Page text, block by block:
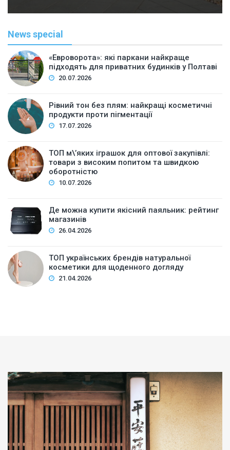
News special
«Евроворота»: які паркани найкраще
підходять для приватних будинків у Полтаві
20.07.2026
Рівний тон без плям: найкращі косметичні
продукти проти пігментації
17.07.2026
ТОП м\’яких іграшок для оптової закупівлі:
товари з високим попитом та швидкою
оборотністю
10.07.2026
Де можна купити якісний паяльник: рейтинг
магазинів
26.04.2026
ТОП українських брендів натуральної
косметики для щоденного догляду
21.04.2026